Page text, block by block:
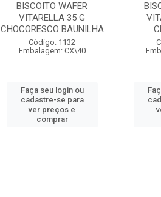
BISCOITO WAFER
VITARELLA 35 G
CHOCORESCO BAUNILHA
Código: 1132
Embalagem: CX\40
Faça seu login ou
cadastre-se para
ver preços e
comprar